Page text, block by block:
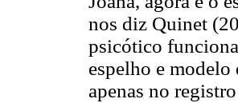
nos diz Quinet
psicótico
espelho e
apenas no